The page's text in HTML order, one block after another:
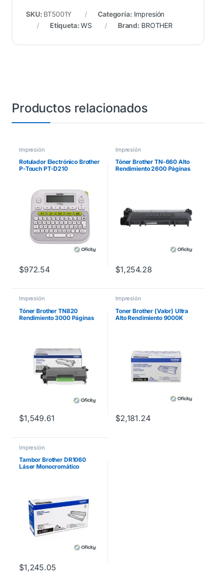
SKU: BT5001Y Categoría: Impresión
Etiqueta:WS Brand: BROTHER
Productos relacionados
Impresión
Rotulador Electrónico Brother
P-Touch PT-D210
Manual/Escritorio
$972.54
Impresión
Tóner Brother TN-660 Alto
Rendimiento 2600 Páginas
$1,254.28
Impresión
Tóner Brother TN820
Rendimiento 3000 Páginas
$1,549.61
Impresión
Toner Brother (Valor) Ultra
Alto Rendimiento 9000K
$2,181.24
Impresión
Tambor Brother DR1060
Láser Monocromático
$1,245.05